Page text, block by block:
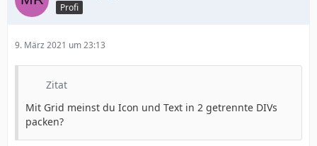
Profi
9. März 2021 um 23:13
Zitat
Mit Grid meinst du Icon und Text in 2 getrennte DIVs
packen?